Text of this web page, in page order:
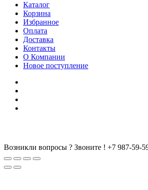
Каталог
Корзина
Избранное
Оплата
Доставка
Контакты
О Компании
Новое поступление
Возникли вопросы ? Звоните ! +7 987-59-